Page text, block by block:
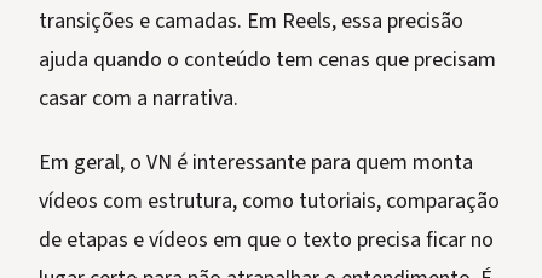
transições e camadas. Em Reels, essa precisão
ajuda quando o conteúdo tem cenas que precisam
casar com a narrativa.
Em geral, o VN é interessante para quem monta
vídeos com estrutura, como tutoriais, comparação
de etapas e vídeos em que o texto precisa ficar no